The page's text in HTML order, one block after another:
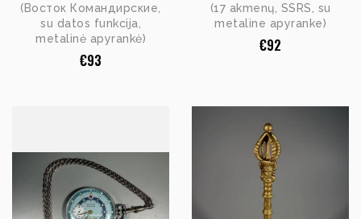
(Восток Командирские,
su datos funkcija,
metalinė apyrankė)
€93
(17 akmenų, SSRS, su
metaline apyranke)
€92